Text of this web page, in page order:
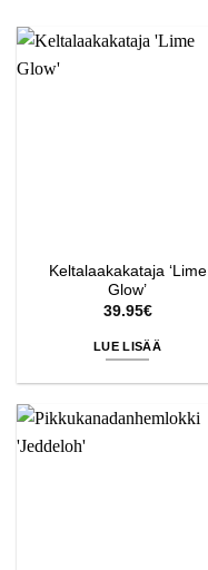
Keltalaakakataja ‘Lime
Glow’
39.95€
LUE LISÄÄ